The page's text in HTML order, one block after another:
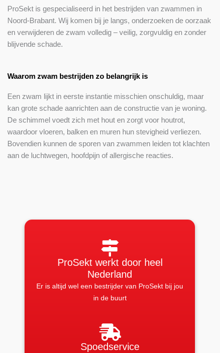
ProSekt is gespecialiseerd in het bestrijden van zwammen in
Noord-Brabant. Wij komen bij je langs, onderzoeken de oorzaak
en verwijderen de zwam volledig – veilig, zorgvuldig en zonder
blijvende schade.
Waarom zwam bestrijden zo belangrijk is
Een zwam lijkt in eerste instantie misschien onschuldig, maar
kan grote schade aanrichten aan de constructie van je woning.
De schimmel voedt zich met hout en zorgt voor houtrot,
waardoor vloeren, balken en muren hun stevigheid verliezen.
Bovendien kunnen de sporen van zwammen leiden tot klachten
aan de luchtwegen, hoofdpijn of allergische reacties.
ProSekt werkt door heel
Nederland
Er is altijd wel een bestrijder van ProSekt bij jou
in de buurt
Spoedservice